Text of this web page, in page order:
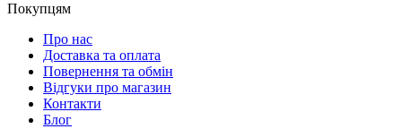
Покупцям
Про нас
Доставка та оплата
Повернення та обмін
Відгуки про магазин
Контакти
Блог